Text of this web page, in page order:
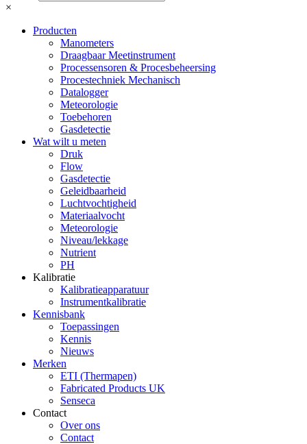
×
Producten
Manometers
Draagbaar Meetinstrument
Processensoren & Procesbeheersing
Procestechniek Mechanisch
Datalogger
Meteorologie
Toebehoren
Gasdetectie
Wat wilt u meten
Druk
Flow
Gasdetectie
Geleidbaarheid
Luchtvochtigheid
Materiaalvocht
Meteorologie
Niveau/lekkage
Nutrient
PH
Kalibratie
Kalibratieapparatuur
Instrumentkalibratie
Kennisbank
Toepassingen
Kennis
Nieuws
Merken
ETI (Thermapen)
Fabricated Products UK
Senseca
Contact
Over ons
Contact